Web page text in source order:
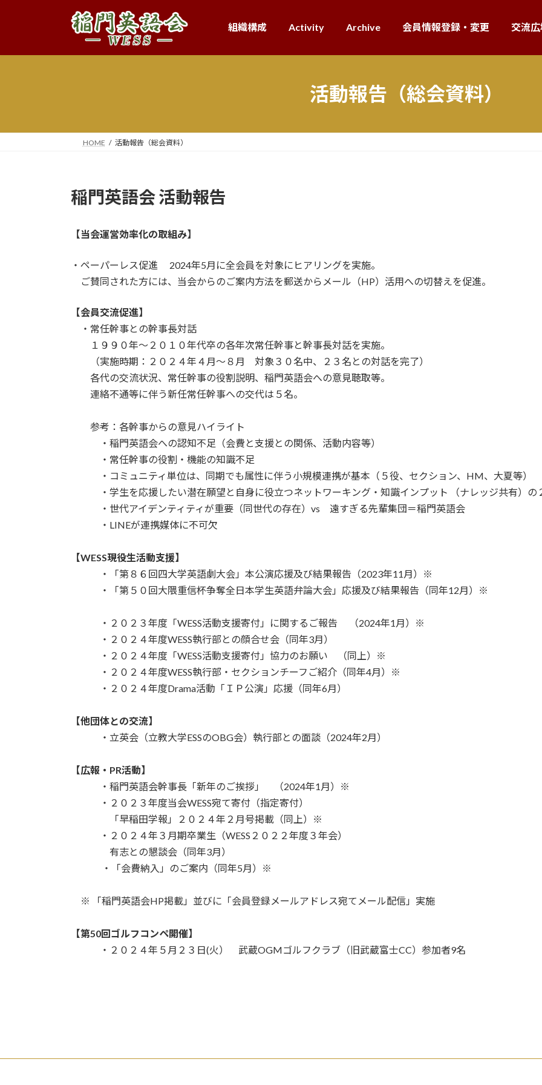
組織構成 Activity Archive 会員情報登録・変更 交流
活動報告（総会資料）
HOME 活動報告（総会資料）
稲門英語会 活動報告
【当会運営効率化の取組み】
・ペーパーレス促進 2024年5月に全会員を対象にヒアリングを実施。
ご賛同された方には、当会からのご案内方法を郵送からメール（HP）活用への切替えを促進。
【会員交流促進】
・常任幹事との幹事長対話
１９９０年～２０１０年代卒の各年次常任幹事と幹事長対話を実施。
（実施時期：２０２４年４月～８月 対象３０名中、２３名との対話を完了）
各代の交流状況、常任幹事の役割説明、稲門英語会への意見聴取等。
連絡不通等に伴う新任常任幹事への交代は５名。
参考：各幹事からの意見ハイライト
・稲門英語会への認知不足（会費と支援との関係、活動内容等）
・常任幹事の役割・機能の知識不足
・コミュニティ単位は、同期でも属性に伴う小規模連携が基本（５役、セクション、HM、大夏等）
・学生を応援したい潜在願望と自身に役立つネットワーキング・知識インプット （ナレッジ共有）の
・世代アイデンティティが重要（同世代の存在）vs 遠すぎる先輩集団＝稲門英語会
・LINEが連携媒体に不可欠
【WESS現役生活動支援】
・「第８６回四大学英語劇大会」本公演応援及び結果報告（2023年11月）
※
・「第５０回大隈重信杯争奪全日本学生英語弁論大会」応援及び結果報告（同年12月）
※
・２０２３年度「WESS活動支援寄付」に関するご報告 （2024年1月）
※
・２０２４年度WESS執行部との顔合せ会（同年3月）
・２０２４年度「WESS活動支援寄付」協力のお願い （同上）
※
・２０２４年度WESS執行部・セクションチーフご紹介（同年4月）
※
・２０２４年度Drama活動「ＩＰ公演」応援（同年6月）
【他団体との交流】
・立英会（立教大学ESSのOBG会）執行部との面談（2024年2月）
【広報・PR活動】
・稲門英語会幹事長「新年のご挨拶」 （2024年1月）
※
・２０２３年度当会WESS宛て寄付（指定寄付）
「早稲田学報」２０２４年２月号掲載（同上）
※
・２０２４年３月期卒業生（WESS２０２２年度３年会）
有志との懇談会（同年3月）
・「会費納入」のご案内（同年5月）
※
※ 「稲門英語会HP掲載」並びに「会員登録メールアドレス宛てメール配信」実施
【第50回ゴルフコンペ開催】
・２０２４年５月２３日(火） 武蔵OGMゴルフクラブ（旧武蔵富士CC）参加者9名